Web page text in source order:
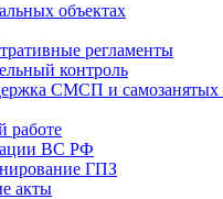
объектах
регламенты
контроль
СМСП и самозанятых
работе
ВС РФ
ГПЗ
акты